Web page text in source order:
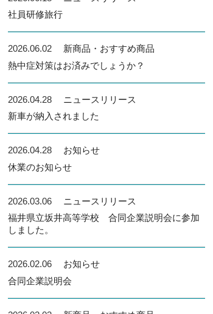
社員研修旅行
2026.06.02
新商品・おすすめ商品
熱中症対策はお済みでしょうか？
2026.04.28
ニュースリリース
新車が納入されました
2026.04.28
お知らせ
休業のお知らせ
2026.03.06
ニュースリリース
福井県立坂井高等学校 合同企業説明会に参加
しました。
2026.02.06
お知らせ
合同企業説明会